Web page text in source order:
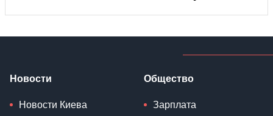
Новости
Новости Киева
Общество
Зарплата